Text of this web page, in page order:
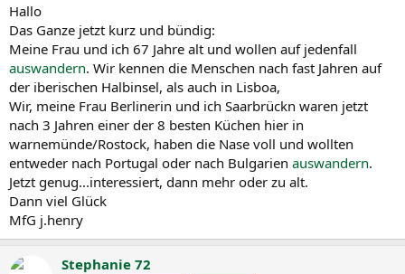
Hallo
Das Ganze jetzt kurz und bündig:
Meine Frau und ich 67 Jahre alt und wollen auf jedenfall
auswandern. Wir kennen die Menschen nach fast Jahren auf
der iberischen Halbinsel, als auch in Lisboa,
Wir, meine Frau Berlinerin und ich Saarbrückn waren jetzt
nach 3 Jahren einer der 8 besten Küchen hier in
warnemünde/Rostock, haben die Nase voll und wollten
entweder nach Portugal oder nach Bulgarien auswandern.
Jetzt genug...interessiert, dann mehr oder zu alt.
Dann viel Glück
MfG j.henry
Stephanie 72